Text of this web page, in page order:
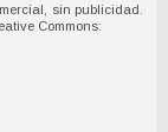
sin publicidad.
Commons: